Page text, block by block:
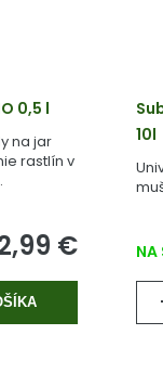
0,5 l
na jar
rastlín v
€
10l
NA